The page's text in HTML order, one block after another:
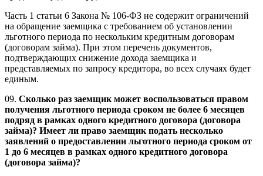
Часть 1 статьи 6 Закона № 106-ФЗ не содержит ограничений
на обращение заемщика с требованием об установлении
льготного периода по нескольким кредитным договорам
(договорам займа). При этом перечень документов,
подтверждающих снижение дохода заемщика и
представляемых по запросу кредитора, во всех случаях будет
единым.
09. Сколько раз заемщик может воспользоваться правом
получения льготного периода сроком не более 6 месяцев
подряд в рамках одного кредитного договора (договора
займа)? Имеет ли право заемщик подать несколько
заявлений о предоставлении льготного периода сроком от
1 до 6 месяцев в рамках одного кредитного договора
(договора займа)?